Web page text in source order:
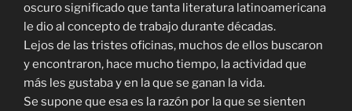
oscuro significado que tanta literatura latinoamericana
le dio al concepto de trabajo durante décadas.
Lejos de las tristes oficinas, muchos de ellos buscaron
y encontraron, hace mucho tiempo, la actividad que
más les gustaba y en la que se ganan la vida.
Se supone que esa es la razón por la que se sienten